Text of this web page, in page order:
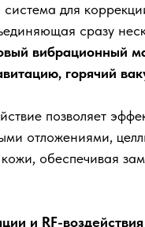
для
сразу
вибрационный
горячий
позволяет
отложениями,
обеспечивая
и RF-воздействия